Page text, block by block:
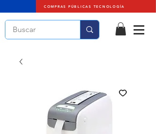
COMPRAS PÚBLICAS TECNOLOGÍA